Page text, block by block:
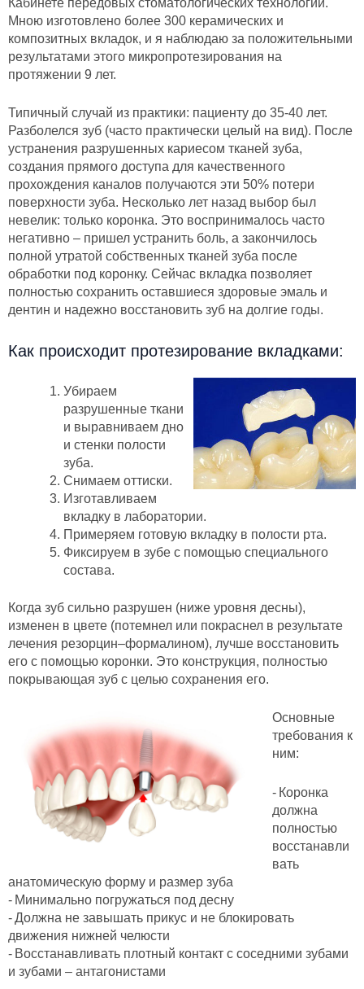
Мною изготовлено более 300 керамических и
композитных вкладок, и я наблюдаю за положительными
результатами этого микропротезирования на
протяжении 9 лет.
Типичный случай из практики: пациенту до 35-40 лет.
Разболелся зуб (часто практически целый на вид). После
устранения разрушенных кариесом тканей зуба,
создания прямого доступа для качественного
прохождения каналов получаются эти 50% потери
поверхности зуба. Несколько лет назад выбор был
невелик: только коронка. Это воспринималось часто
негативно – пришел устранить боль, а закончилось
полной утратой собственных тканей зуба после
обработки под коронку. Сейчас вкладка позволяет
полностью сохранить оставшиеся здоровые эмаль и
дентин и надежно восстановить зуб на долгие годы.
Как происходит протезирование вкладками:
Убираем
разрушенные ткани
и выравниваем дно
и стенки полости
зуба.
Снимаем оттиски.
Изготавливаем
вкладку в лаборатории.
Примеряем готовую вкладку в полости рта.
Фиксируем в зубе с помощью специального
состава.
Когда зуб сильно разрушен (ниже уровня десны),
изменен в цвете (потемнел или покраснел в результате
лечения резорцин–формалином), лучше восстановить
его с помощью коронки. Это конструкция, полностью
покрывающая зуб с целью сохранения его.
Основные
требования к
ним:
- Коронка
должна
полностью
восстанавли
вать
анатомическую форму и размер зуба
- Минимально погружаться под десну
- Должна не завышать прикус и не блокировать
движения нижней челюсти
- Восстанавливать плотный контакт с соседними зубами
и зубами – антагонистами